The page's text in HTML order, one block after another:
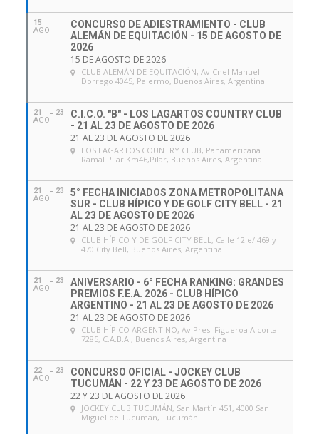
15
AGO
CONCURSO DE ADIESTRAMIENTO - CLUB
ALEMÁN DE EQUITACIÓN - 15 DE AGOSTO DE
2026
15 DE AGOSTO DE 2026
CLUB ALEMÁN DE EQUITACIÓN, Av Cnel Manuel
Dorrego 4045, Palermo, Buenos Aires, Argentina
21
AGO
23
C.I.C.O. "B" - LOS LAGARTOS COUNTRY CLUB
- 21 AL 23 DE AGOSTO DE 2026
21 AL 23 DE AGOSTO DE 2026
LOS LAGARTOS COUNTRY CLUB, Panamericana
Ramal Pilar Km46,Pilar, Buenos Aires, Argentina
21
AGO
23
5° FECHA INICIADOS ZONA METROPOLITANA
SUR - CLUB HÍPICO Y DE GOLF CITY BELL - 21
AL 23 DE AGOSTO DE 2026
21 AL 23 DE AGOSTO DE 2026
CLUB HÍPICO Y DE GOLF CITY BELL, Calle 12 e/ 469 y
470 City Bell, Buenos Aires, Argentina
21
AGO
23
ANIVERSARIO - 6° FECHA RANKING: GRANDES
PREMIOS F.E.A. 2026 - CLUB HÍPICO
ARGENTINO - 21 AL 23 DE AGOSTO DE 2026
21 AL 23 DE AGOSTO DE 2026
CLUB HÍPICO ARGENTINO, Av Pres. Figueroa Alcorta
7285, C.A.B.A., Buenos Aires, Argentina
22
AGO
23
CONCURSO OFICIAL - JOCKEY CLUB
TUCUMÁN - 22 Y 23 DE AGOSTO DE 2026
22 Y 23 DE AGOSTO DE 2026
JOCKEY CLUB TUCUMÁN, San Martín 451, 4000 San
Miguel de Tucumán, Tucumán